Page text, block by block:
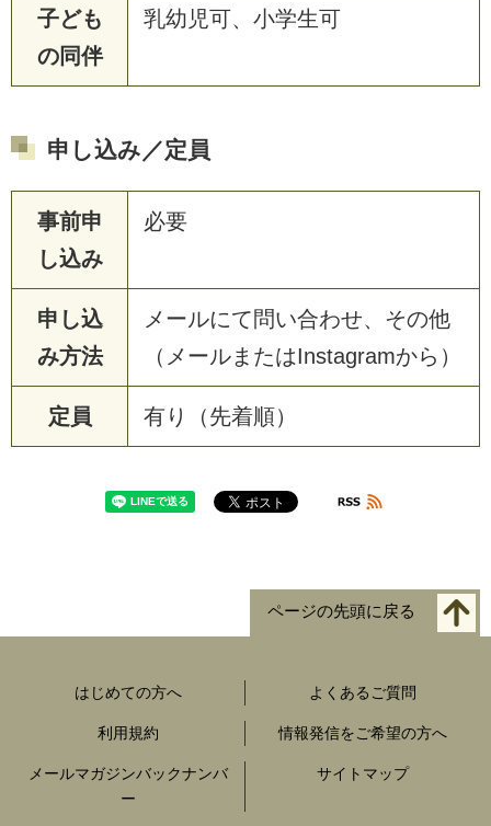
子ども
の同伴
乳幼児可、小学生可
申し込み／定員
事前申
し込み
必要
申し込
み方法
メールにて問い合わせ、その他
（メールまたはInstagramから）
定員 有り（先着順）
ページの先頭に戻る
はじめての方へ よくあるご質問
利用規約 情報発信をご希望の方へ
メールマガジンバックナンバ
ー
サイトマップ